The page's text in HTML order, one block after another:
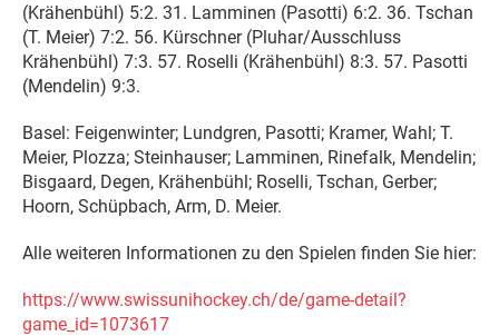
(Krähenbühl) 5:2. 31. Lamminen (Pasotti) 6:2. 36. Tschan
(T. Meier) 7:2. 56. Kürschner (Pluhar/Ausschluss
Krähenbühl) 7:3. 57. Roselli (Krähenbühl) 8:3. 57. Pasotti
(Mendelin) 9:3.
Basel: Feigenwinter; Lundgren, Pasotti; Kramer, Wahl; T.
Meier, Plozza; Steinhauser; Lamminen, Rinefalk, Mendelin;
Bisgaard, Degen, Krähenbühl; Roselli, Tschan, Gerber;
Hoorn, Schüpbach, Arm, D. Meier.
Alle weiteren Informationen zu den Spielen finden Sie hier:
https://www.swissunihockey.ch/de/game-detail?
game_id=1073617